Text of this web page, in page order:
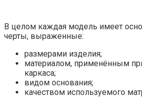
В целом каждая модель имеет
черты, выраженные:
размерами изделия;
материалом, применённым
каркаса;
видом основания;
качеством используемого